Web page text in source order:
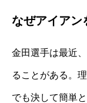
なぜアイアン
金田選手は最近
ることがある。
でも決して簡単